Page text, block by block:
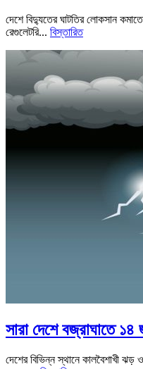
দেশে বিদ্যুতের ঘাটতির লোকসান কমাতে
রেগুলেটরি... বিস্তারিত
সারা দেশে বজ্রাঘাতে ১৪
দেশের বিভিন্ন স্থানে কালবৈশাখী